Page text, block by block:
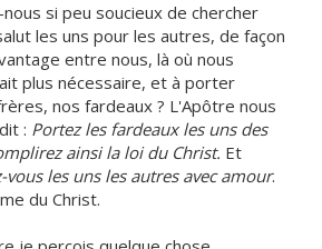
si peu soucieux de chercher
les uns pour les autres, de façon
entre nous, là où nous
plus nécessaire, et à porter
nos fardeaux ? L'Apôtre nous
: Portez les fardeaux les uns des
ainsi la loi du Christ. Et
vous les uns les autres avec amour.
du Christ.